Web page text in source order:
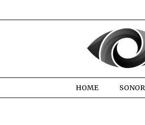
HOME